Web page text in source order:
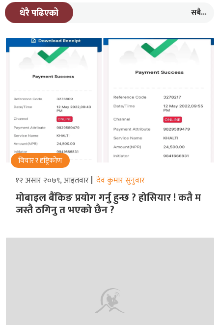
धेरै पढिएको सबै...
विचार र दृष्ट्रिकोण
१२ असार २०७९, आइतवार देव कुमार सुनुवार
मोबाइल बैंकिङ प्रयोग गर्नु हुन्छ ? होसियार ! कतै म
जस्तै ठगिनु त भएको छैन ?